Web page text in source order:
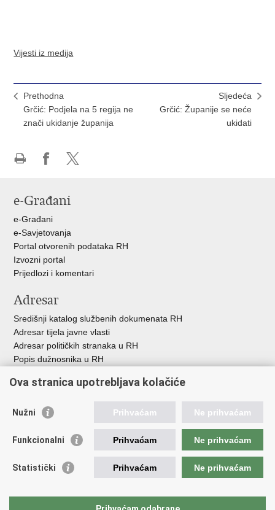
Vijesti iz medija
Prethodna
Grčić: Podjela na 5 regija ne
znači ukidanje županija
Sljedeća
Grčić: Županije se neće
ukidati
Facebooku
X-
e-Građani
e-Građani
e-Savjetovanja
Portal otvorenih podataka RH
Izvozni portal
Prijedlozi i komentari
Adresar
Središnji katalog službenih dokumenata RH
Adresar tijela javne vlasti
Adresar političkih stranaka u RH
Popis dužnosnika u RH
Pozivi za žurnu pomoć
Važne poveznice
Strukturni i investicijski fondovi
Središnja agencija za financiranje i ugovaranje
Predstavništvo Europske komisije u Hrvatskoj
Europski parlament
Ova stranica upotrebljava kolačiće
Nužni Prihvaćam Ne prihvaćam
Funkcionalni Prihvaćam Ne prihvaćam
Statistički Prihvaćam Ne prihvaćam